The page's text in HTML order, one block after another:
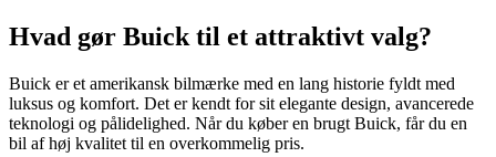
Hvad gør Buick til et attraktivt valg?
Buick er et amerikansk bilmærke med en lang historie fyldt med
luksus og komfort. Det er kendt for sit elegante design, avancerede
teknologi og pålidelighed. Når du køber en brugt Buick, får du en
bil af høj kvalitet til en overkommelig pris.